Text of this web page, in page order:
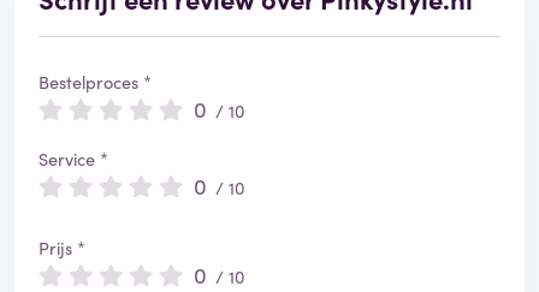
Bestelproces *
0 / 10
Service *
0 / 10
Prijs *
0 / 10